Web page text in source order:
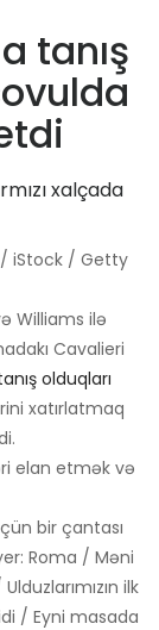
tanış
/ iStock / Getty
Williams ilə
Cavalieri
olduqları
xatırlatmaq
elan etmək və
bir çantası
Roma / Məni
ilk
/ Eyni masada